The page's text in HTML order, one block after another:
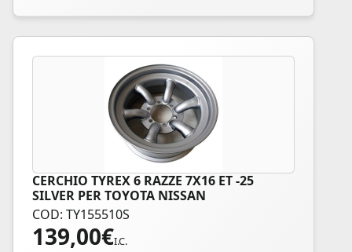
CERCHIO TYREX 6 RAZZE 7X16 ET -25
SILVER PER TOYOTA NISSAN
COD: TY155510S
139,00€I.C.